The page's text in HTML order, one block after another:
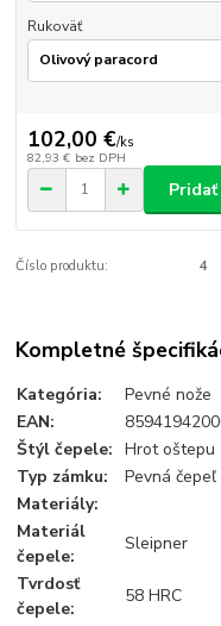
Rukoväť
102,00 €/ks
82,93 € bez DPH
Číslo produktu: 4
Kompletné
Kategória:
Pevné nože
EAN:
Štýl čepele: Hrot oštepu
Typ zámku:
Pevná čepeľ
Materiály:
Materiál
čepele:
Sleipner
Tvrdosť
čepele:
58 HRC